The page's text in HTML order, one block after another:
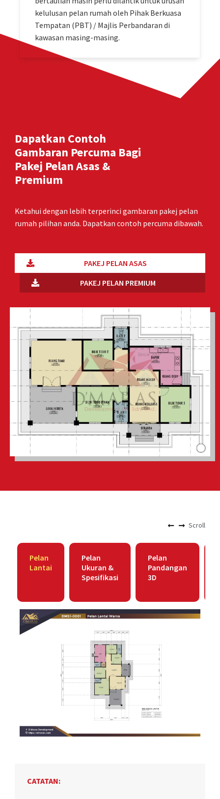
kelulusan pelan rumah oleh Pihak Berkuasa
Tempatan (PBT) / Majlis Perbandaran di
kawasan masing-masing.
Dapatkan Contoh
Gambaran Percuma Bagi
Pakej Pelan Asas &
Premium
Ketahui dengan lebih terperinci gambaran pakej pelan
rumah pilihan anda. Dapatkan contoh percuma dibawah.
PAKEJ PELAN ASAS
PAKEJ PELAN PREMIUM
Scroll
Pelan
Lantai
Pelan
Ukuran &
Spesifikasi
Pelan
Pandangan
3D
CATATAN: